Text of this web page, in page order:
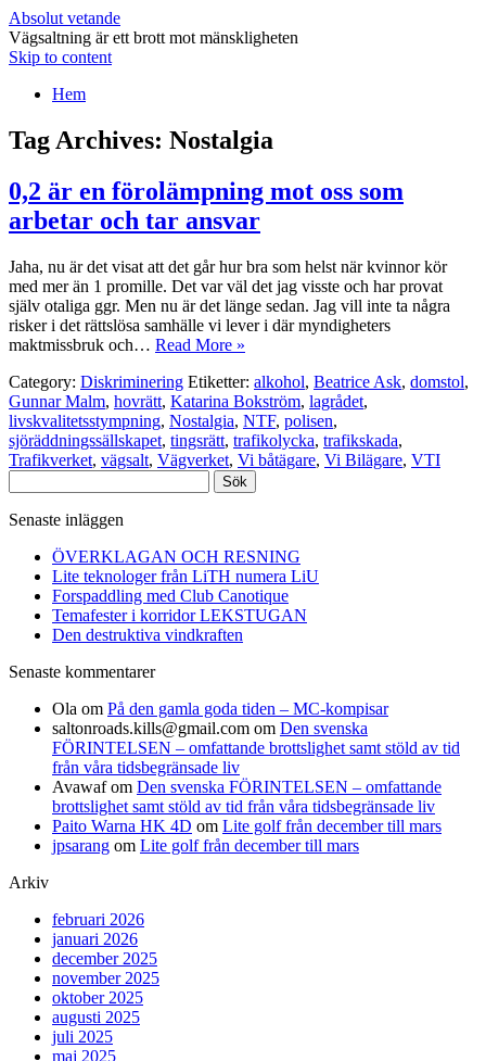
Absolut vetande
Vägsaltning är ett brott mot mänskligheten
Skip to content
Hem
Tag Archives: Nostalgia
0,2 är en förolämpning mot oss som
arbetar och tar ansvar
Jaha, nu är det visat att det går hur bra som helst när kvinnor kör
med mer än 1 promille. Det var väl det jag visste och har provat
själv otaliga ggr. Men nu är det länge sedan. Jag vill inte ta några
risker i det rättslösa samhälle vi lever i där myndigheters
maktmissbruk och… Read More »
Category: Diskriminering Etiketter: alkohol, Beatrice Ask, domstol,
Gunnar Malm, hovrätt, Katarina Bokström, lagrådet,
livskvalitetsstympning, Nostalgia, NTF, polisen,
sjöräddningssällskapet, tingsrätt, trafikolycka, trafikskada,
Trafikverket, vägsalt, Vägverket, Vi båtägare, Vi Bilägare, VTI
efter:
Senaste inläggen
ÖVERKLAGAN OCH RESNING
Lite teknologer från LiTH numera LiU
Forspaddling med Club Canotique
Temafester i korridor LEKSTUGAN
Den destruktiva vindkraften
Senaste kommentarer
Ola om På den gamla goda tiden – MC-kompisar
saltonroads.kills@gmail.com om Den svenska
FÖRINTELSEN – omfattande brottslighet samt stöld av tid
från våra tidsbegränsade liv
Avawafom Den svenska FÖRINTELSEN – omfattande
brottslighet samt stöld av tid från våra tidsbegränsade liv
Paito Warna HK 4D om Lite golf från december till mars
jpsarang om Lite golf från december till mars
Arkiv
februari 2026
januari 2026
december 2025
november 2025
oktober 2025
augusti 2025
juli 2025
maj 2025